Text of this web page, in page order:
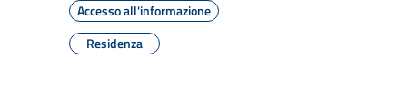
Accesso all'informazione
Residenza